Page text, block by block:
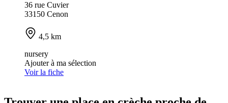
36 rue Cuvier
33150 Cenon
4,5 km
nursery
Ajouter à ma sélection
Voir la fiche